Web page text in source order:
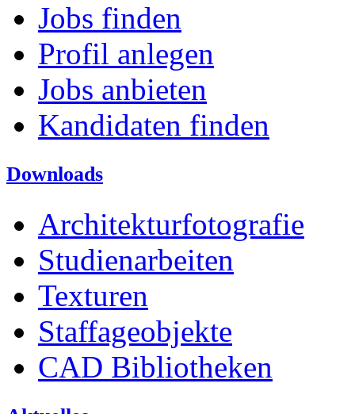
Jobs finden
Profil anlegen
Jobs anbieten
Kandidaten finden
Downloads
Architekturfotografie
Studienarbeiten
Texturen
Staffageobjekte
CAD Bibliotheken